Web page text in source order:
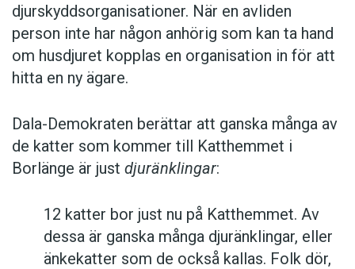
djurskyddsorganisationer. När en avliden
person inte har någon anhörig som kan ta hand
om husdjuret kopplas en organisation in för att
hitta en ny ägare.
Dala-Demokraten berättar att ganska många av
de katter som kommer till Katthemmet i
Borlänge är just djuränklingar:
12 katter bor just nu på Katthemmet. Av
dessa är ganska många djuränklingar, eller
änkekatter som de också kallas. Folk dör,